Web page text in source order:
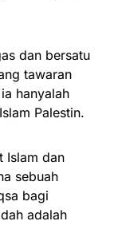
dan bersatu
tawaran
hanyalah
Palestin.
Islam dan
sebuah
bagi
adalah